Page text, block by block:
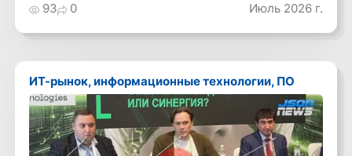
93 0 Июль 2026 г.
ИТ-рынок, информационные технологии, ПО